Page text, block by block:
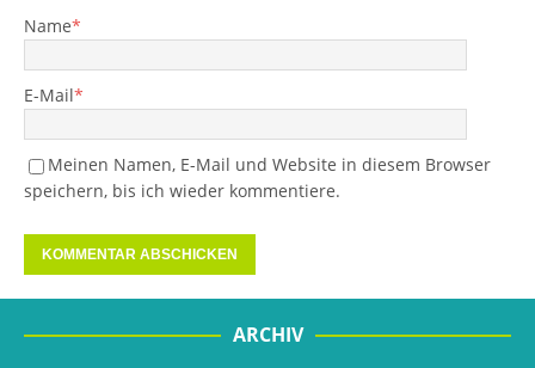
Name*
E-Mail*
Meinen Namen, E-Mail und Website in diesem Browser
speichern, bis ich wieder kommentiere.
ARCHIV